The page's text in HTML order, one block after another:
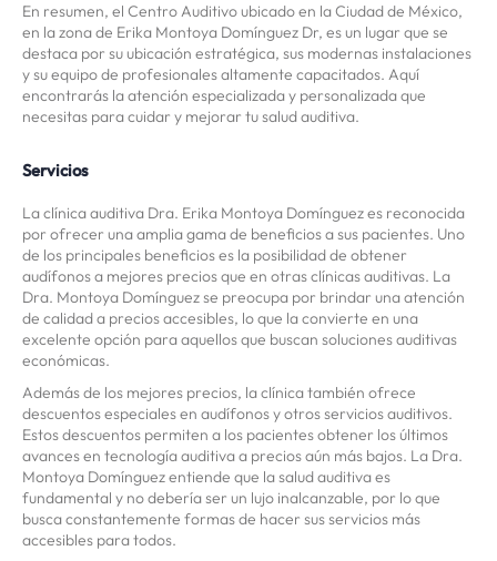
En resumen, el Centro Auditivo ubicado en la Ciudad de México,
en la zona de Erika Montoya Domínguez Dr, es un lugar que se
destaca por su ubicación estratégica, sus modernas instalaciones
y su equipo de profesionales altamente capacitados. Aquí
encontrarás la atención especializada y personalizada que
necesitas para cuidar y mejorar tu salud auditiva.
Servicios
La clínica auditiva Dra. Erika Montoya Domínguez es reconocida
por ofrecer una amplia gama de beneficios a sus pacientes. Uno
de los principales beneficios es la posibilidad de obtener
audífonos a mejores precios que en otras clínicas auditivas. La
Dra. Montoya Domínguez se preocupa por brindar una atención
de calidad a precios accesibles, lo que la convierte en una
excelente opción para aquellos que buscan soluciones auditivas
económicas.
Además de los mejores precios, la clínica también ofrece
descuentos especiales en audífonos y otros servicios auditivos.
Estos descuentos permiten a los pacientes obtener los últimos
avances en tecnología auditiva a precios aún más bajos. La Dra.
Montoya Domínguez entiende que la salud auditiva es
fundamental y no debería ser un lujo inalcanzable, por lo que
busca constantemente formas de hacer sus servicios más
accesibles para todos.